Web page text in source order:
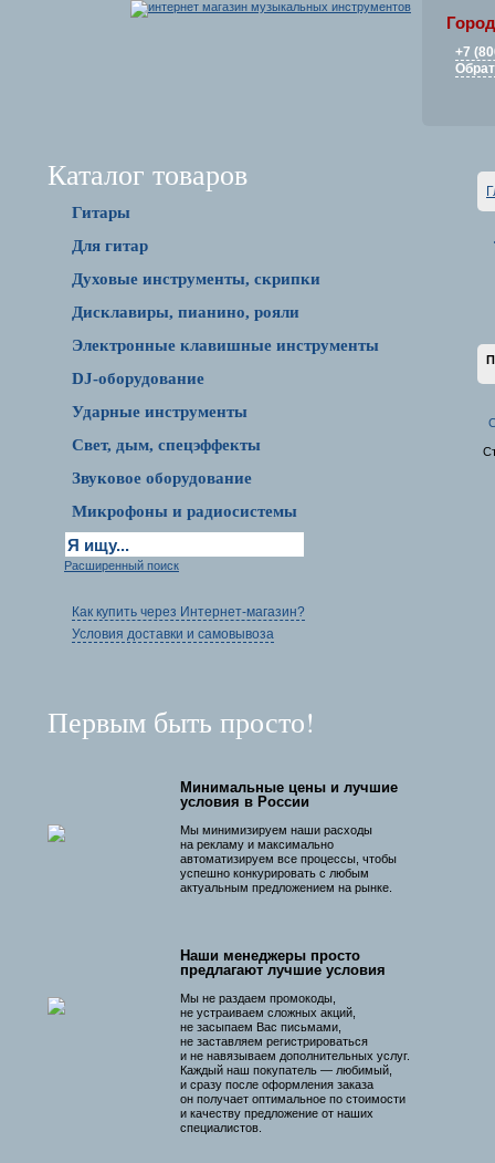
+7
Каталог товаров
Гитары
Для гитар
Духовые инструменты, скрипки
Дисклавиры, пианино, рояли
Электронные клавишные инструменты
DJ-оборудование
Ударные инструменты
Свет, дым, спецэффекты
Звуковое оборудование
Микрофоны и радиосистемы
Расширенный поиск
Как купить через Интернет-магазин?
Условия доставки и самовывоза
Первым быть просто!
Минимальные цены и лучшие
условия в России
Мы минимизируем наши расходы
на рекламу и максимально
автоматизируем все процессы, чтобы
успешно конкурировать с любым
актуальным предложением на рынке.
Наши менеджеры просто
предлагают лучшие условия
Мы не раздаем промокоды,
не устраиваем сложных акций,
не засыпаем Вас письмами,
не заставляем регистрироваться
и не навязываем дополнительных услуг.
Каждый наш покупатель — любимый,
и сразу после оформления заказа
он получает оптимальное по стоимости
и качеству предложение от наших
специалистов.